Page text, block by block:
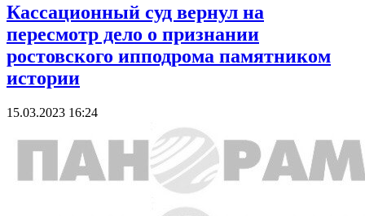
Кассационный суд вернул на
пересмотр дело о признании
ростовского ипподрома памятником
истории
15.03.2023 16:24